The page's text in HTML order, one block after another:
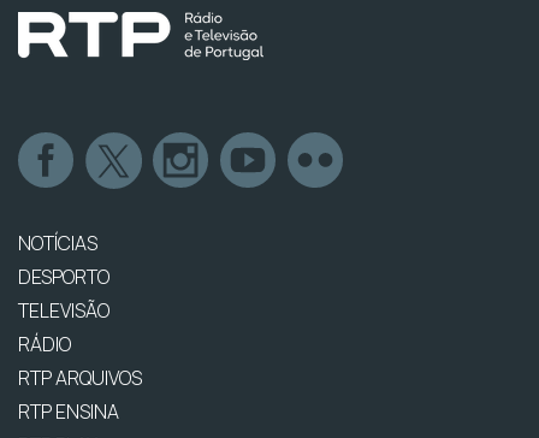
NOTÍCIAS
DESPORTO
TELEVISÃO
RÁDIO
RTP ARQUIVOS
RTP ENSINA